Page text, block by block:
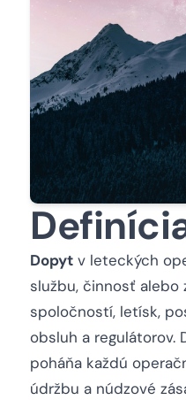
Dopyt v leteckých
službu, činnosť alebo
spoločností, letísk,
obsluh a
poháňa každú
údržbu a núdzové